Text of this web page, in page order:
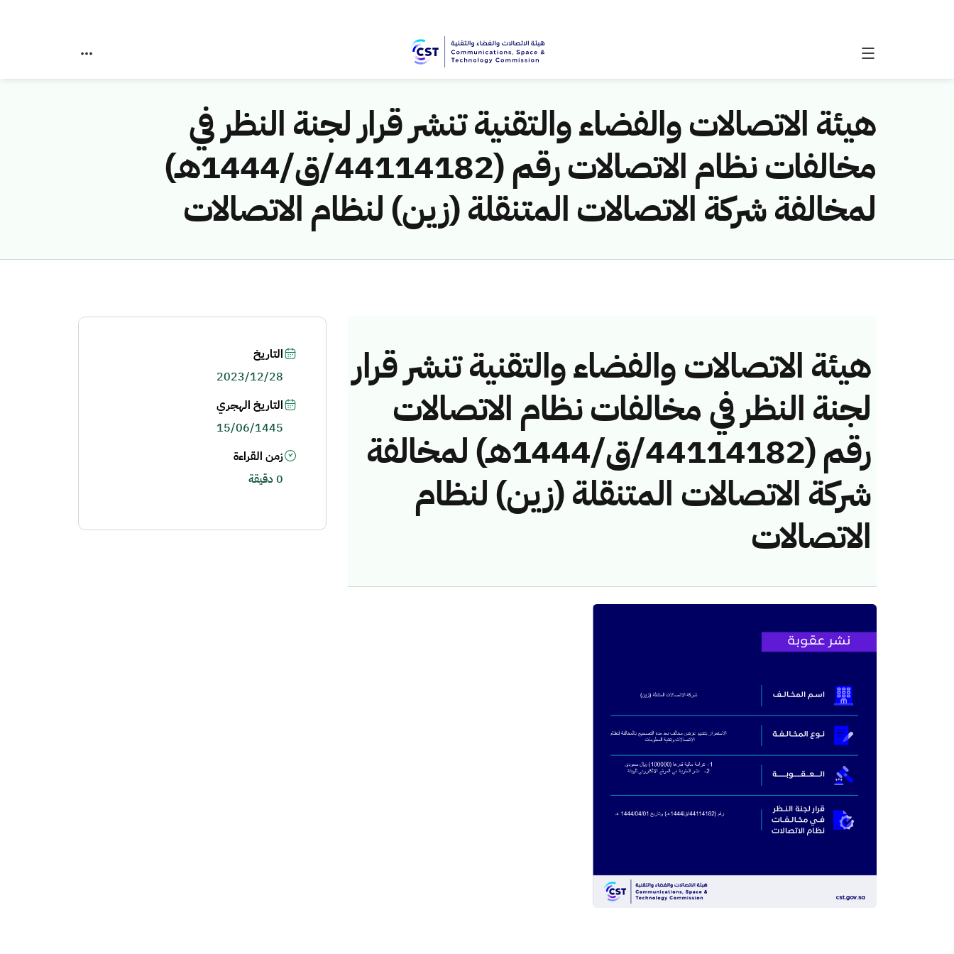
هيئة الاتصالات والفضاء والتقنية تنشر قرار لجنة النظر في
مخالفات نظام الاتصالات رقم (44114182/ق/1444هـ)
لمخالفة شركة الاتصالات المتنقلة (زين) لنظام الاتصالات
هيئة الاتصالات والفضاء والتقنية تنشر قرار
لجنة النظر في مخالفات نظام الاتصالات
رقم (44114182/ق/1444هـ) لمخالفة
شركة الاتصالات المتنقلة (زين) لنظام
الاتصالات
التاريخ
2023/12/28
التاريخ الهجري
15/06/1445
زمن القراءة
0 دقيقة